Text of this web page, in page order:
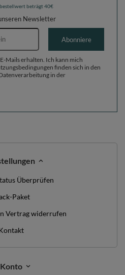
beträgt 40€
Newsletter
E-Mail-Adresse
Abonniere
Mails erhalten. Ich kann mich
finden sich in den
in der
Überprüfen
Paket
Vertrag widerrufen
Konto